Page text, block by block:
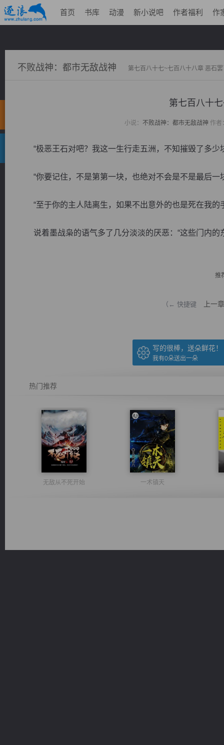
首页 书库 动漫 新小说吧 作者福利 作
不败战神：都市无敌战神 第七百八十七~七百八十八章 恶石
第七百八十
小说： 不败战神：都市无敌战神 作者
“极恶王石对吧？我这一生行走五洲，不知摧毁了多少
“你要记住，不是第第一块，也绝对不会是不是最后一
“至于你的主人陆离生，如果不出意外的也是死在我的
说着墨战枭的语气多了几分淡淡的厌恶：“这些门内的
推
（← 快捷键 上一章
写的很棒，送朵鲜花！
我有0朵送出一朵
热门推荐
无敌从不死开始 一术镇天